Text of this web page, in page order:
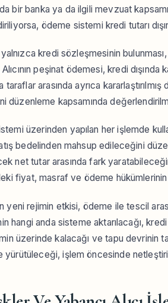
bir banka ya da ilgili mevzuat
ödeme sistemi kredi tutarı
kredi sözleşmesinin
peşinat ödemesi, kredi
arasında ayrıca
düzenleme kapsamında
üzerinden yapılan her işlemde
bedelinden mahsup edileceğini
net tutar arasında fark
fiyat, masraf ve ödeme
yeni rejimin etkisi, ödeme ile tescil
hangi anda sisteme aktarılacağı, kredi
üzerinde kalacağı ve tapu devrinin
işlem öncesinde